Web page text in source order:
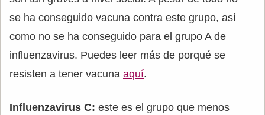
se ha conseguido vacuna contra este grupo, así
como no se ha conseguido para el grupo A de
influenzavirus. Puedes leer más de porqué se
resisten a tener vacuna aquí.
Influenzavirus C: este es el grupo que menos